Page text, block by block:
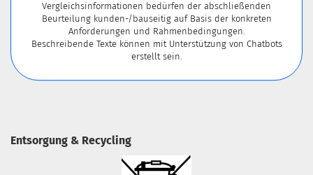
Vergleichsinformationen bedürfen der abschließenden
Beurteilung kunden-/bauseitig auf Basis der konkreten
Anforderungen und Rahmenbedingungen.
Beschreibende Texte können mit Unterstützung von Chatbots
erstellt sein.
Entsorgung & Recycling